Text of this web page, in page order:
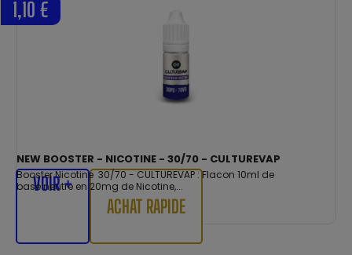
NEW BOOSTER - NICOTINE - 30/70 - CULTUREVAP
Booster Nicotine 30/70 - CULTUREVAP : Flacon 10ml de
base neutre en 20mg de Nicotine,...
1,10 €
VOIR +
ACHAT RAPIDE